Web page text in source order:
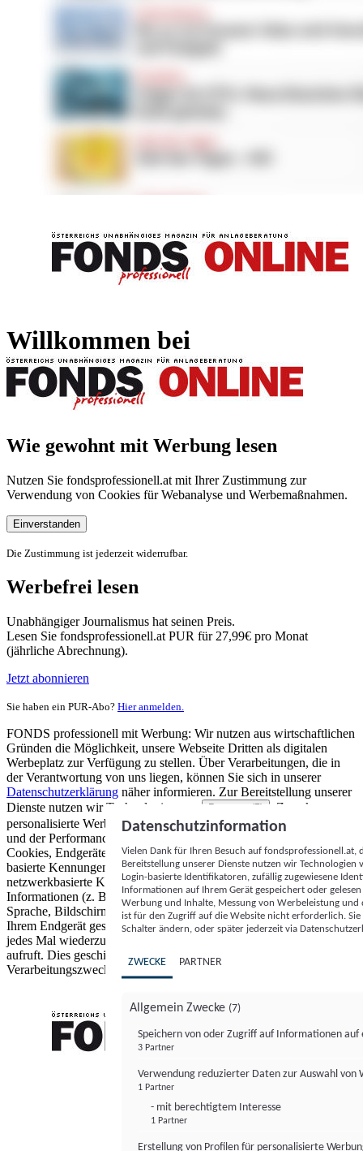
Willkommen bei
Wie gewohnt mit Werbung lesen
Nutzen Sie fondsprofessionell.at mit Ihrer Zustimmung zur
Verwendung von Cookies für Webanalyse und Werbemaßnahmen.
Einverstanden
Die Zustimmung ist jederzeit widerrufbar.
Werbefrei lesen
Unabhängiger Journalismus hat seinen Preis.
Lesen Sie fondsprofessionell.at PUR für 27,99€ pro Monat
(jährliche Abrechnung).
Jetzt abonnieren
Sie haben ein PUR-Abo? Hier anmelden.
FONDS professionell mit Werbung: Wir nutzen aus wirtschaftlichen
Gründen die Möglichkeit, unsere Webseite Dritten als digitalen
Werbeplatz zur Verfügung zu stellen. Über Verarbeitungen, die in
der Verantwortung von uns liegen, können Sie sich in unserer
Datenschutzerklärung näher informieren. Zur Bereitstellung unserer
Dienste nutzen wir Technologien von
Partnern (5)
. Zwecke:
personalisierte Werbung und Inhalte, Messung von Werbeleistung
und der Performance von Inhalten sowie Zielgruppenforschung.
Cookies, Endgeräte- oder ähnliche Online-Kennungen (z. B. login-
basierte Kennungen, zufällig generierte Kennungen,
netzwerkbasierte Kennungen) können zusammen mit anderen
Informationen (z. B. Browsertyp und Browserinformationen,
Sprache, Bildschirmgröße, unterstützte Technologien usw.) auf
Ihrem Endgerät gespeichert oder von dort ausgelesen werden, um es
jedes Mal wiederzuerkennen, wenn es eine App oder einer Webseite
aufruft. Dies geschieht für einen oder mehrere der hier aufgeführten
Verarbeitungszwecke.
Datenschutzinformation
Vielen Dank für Ihren Besuch auf
Bereitstellung unserer Dienste nutzen wir Technologien
Login-basierte Identifikatoren, zufällig zugewiesene
Informationen auf Ihrem Gerät gespeichert oder
Werbung und Inhalte, Messung von Werbeleistung
ist für den Zugriff auf die Website nicht erforderlich.
Schalter ändern, oder später jederzeit via
ZWECKE PARTNER
Allgemein Zwecke (7)
Speichern von oder Zugriff auf Informationen auf
3 Partner
Verwendung reduzierter Daten zur Auswahl von
1 Partner
- mit berechtigtem Interesse
1 Partner
Erstellung von Profilen für personalisierte
FONDS professionell